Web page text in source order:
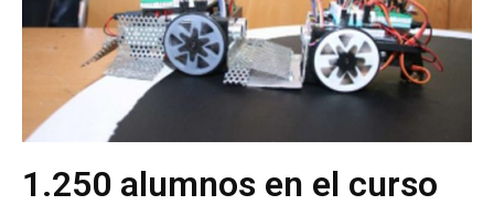
1.250 alumnos en el curso